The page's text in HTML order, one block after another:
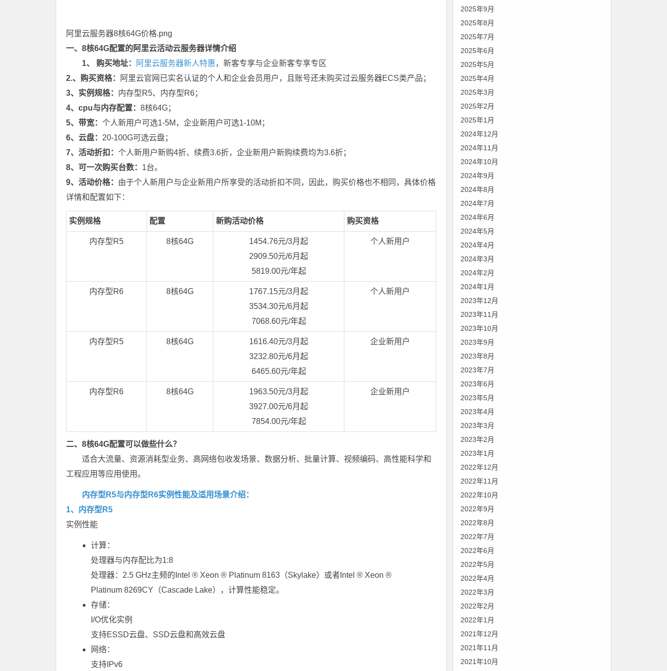
阿里云服务器8核64G价格.png
一、8核64G配置的阿里云活动云服务器详情介绍
1、 购买地址：
阿里云服务器新人特惠，新客专享与企业新客专享专区
2.、购买资格：
阿里云官网已实名认证的个人和企业会员用户，且账号还未购买过云服务器ECS类产品；
3、实例规格： 内存型R5、内存型R6；
4、cpu与内存配置： 8核64G；
5、带宽： 个人新用户可选1-5M，企业新用户可选1-10M；
6、云盘： 20-100G可选云盘；
7、活动折扣： 个人新用户新购4折、续费3.6折，企业新用户新购续费均为3.6折；
8、可一次购买台数： 1台。
9、活动价格： 由于个人新用户与企业新用户所享受的活动折扣不同，因此，购买价格也不相同，具体价格
详情和配置如下：
实例规格 配置 新购活动价格 购买资格
内存型R5 8核64G
1454.76元/3月起
2909.50元/6月起
5819.00元/年起
个人新用户
内存型R6 8核64G
1767.15元/3月起
3534.30元/6月起
7068.60元/年起
个人新用户
内存型R5 8核64G
1616.40元/3月起
3232.80元/6月起
6465.60元/年起
企业新用户
内存型R6 8核64G
1963.50元/3月起
3927.00元/6月起
7854.00元/年起
企业新用户
二、8核64G配置可以做些什么？
适合大流量、资源消耗型业务、高网络包收发场景、数据分析、批量计算、视频编码、高性能科学和
工程应用等应用使用。
内存型R5与内存型R6实例性能及适用场景介绍：
1、内存型R5
实例性能
计算：
处理器与内存配比为1:8
处理器：2.5 GHz主频的Intel ® Xeon ® Platinum 8163（Skylake）或者Intel ® Xeon ®
Platinum 8269CY（Cascade Lake），计算性能稳定。
存储：
I/O优化实例
支持ESSD云盘、SSD云盘和高效云盘
网络：
支持IPv6
2025年9月
2025年8月
2025年7月
2025年6月
2025年5月
2025年4月
2025年3月
2025年2月
2025年1月
2024年12月
2024年11月
2024年10月
2024年9月
2024年8月
2024年7月
2024年6月
2024年5月
2024年4月
2024年3月
2024年2月
2024年1月
2023年12月
2023年11月
2023年10月
2023年9月
2023年8月
2023年7月
2023年6月
2023年5月
2023年4月
2023年3月
2023年2月
2023年1月
2022年12月
2022年11月
2022年10月
2022年9月
2022年8月
2022年7月
2022年6月
2022年5月
2022年4月
2022年3月
2022年2月
2022年1月
2021年12月
2021年11月
2021年10月